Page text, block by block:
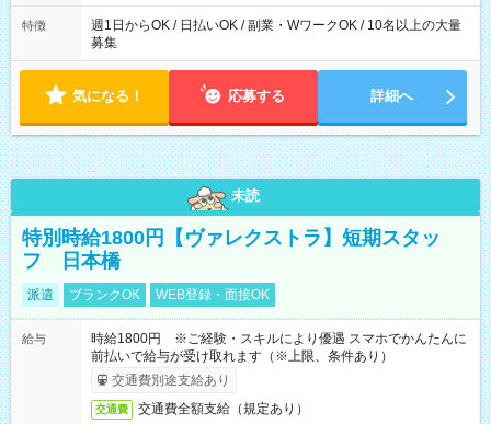
特徴
週1日からOK / 日払いOK / 副業・WワークOK / 10名以上の大量
募集
気になる！ 応募する 詳細へ
未読
特別時給1800円【ヴァレクストラ】短期スタッ
フ 日本橋
派遣 ブランクOK WEB登録・面接OK
給与
時給1800円 ※ご経験・スキルにより優遇 スマホでかんたんに
前払いで給与が受け取れます（※上限、条件あり）
交通費別途支給あり
交通費 交通費全額支給（規定あり）